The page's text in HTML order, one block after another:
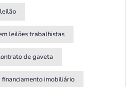
leilões trabalhistas
de gaveta
financiamento imobiliário